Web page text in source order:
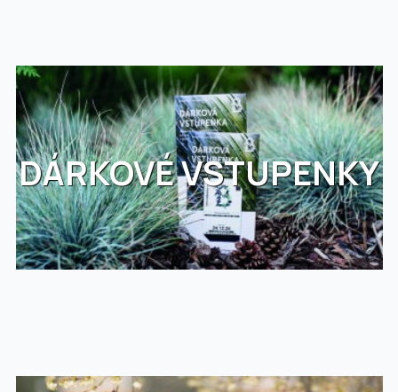
DÁRKOVÉ VSTUPENKY